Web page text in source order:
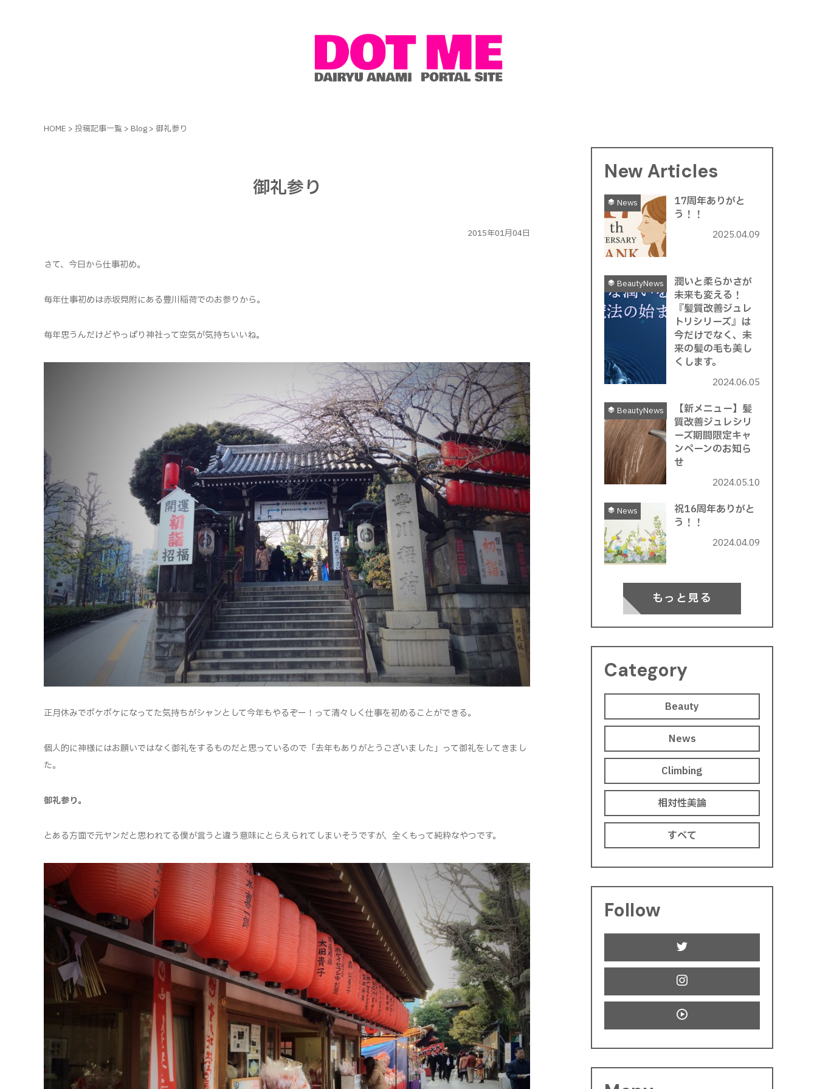
HOME > 投稿記事一覧 > Blog > 御礼参り
御礼参り
2015年01月04日
さて、今日から仕事初め。
毎年仕事初めは赤坂見附にある豊川稲荷でのお参りから。
毎年思うんだけどやっぱり神社って空気が気持ちいいね。
正月休みでボケボケになってた気持ちがシャンとして今年もやるぞー！って清々しく仕事を初めることができる。
個人的に神様にはお願いではなく御礼をするものだと思っているので「去年もありがとうございました」って御礼をしてきまし
た。
御礼参り。
とある方面で元ヤンだと思われてる僕が言うと違う意味にとらえられてしまいそうですが、全くもって純粋なやつです。
New Articles
News
17周年ありがと
う！！
2025.04.09
BeautyNews
潤いと柔らかさが
未来も変える！
『髪質改善ジュレ
トリシリーズ』は
今だけでなく、未
来の髪の毛も美し
くします。
2024.06.05
BeautyNews
【新メニュー】髪
質改善ジュレシリ
ーズ期間限定キャ
ンペーンのお知ら
せ
2024.05.10
News
祝16周年ありがと
う！！
2024.04.09
もっと見る
Category
Beauty
News
Climbing
相対性美論
すべて
Follow